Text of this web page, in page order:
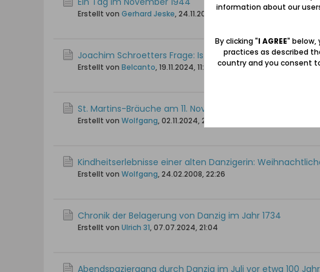
Erstellt von Gerhard Jeske, 24.11.2024, 12:39
Joachim Schroetters Frage: Ist Danzig wieder Heimat für
Erstellt von Belcanto, 19.11.2024, 11:08
St. Martins-Bräuche am 11. November
Erstellt von Wolfgang, 02.11.2024, 22:47
Kindheitserlebnisse einer alten Danzigerin:
Erstellt von Wolfgang, 24.02.2008, 22:26
Chronik der Belagerung von Danzig im Jahr 1734
Erstellt von Ulrich 31, 07.07.2024, 21:04
Abendspaziergang durch Danzig im Juli vor etwa 100
information about our
By clicking "I AGREE" below,
practices as described
country and you consent